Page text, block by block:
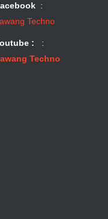
:
Techno
:
:
Techno